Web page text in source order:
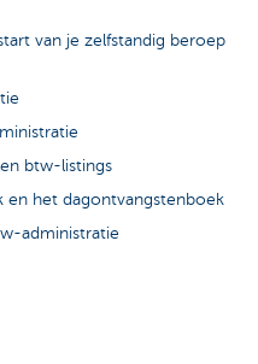
van je zelfstandig beroep
btw-listings
en het dagontvangstenboek
administratie